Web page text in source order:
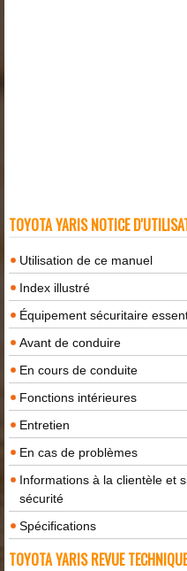
TOYOTA YARIS NOTICE
Utilisation de ce manuel
Index illustré
Équipement sécuritaire
Avant de conduire
En cours de conduite
Fonctions intérieures
Entretien
En cas de problèmes
Informations à la clientèle et
sécurité
Spécifications
TOYOTA YARIS REVUE TECHNIQUE